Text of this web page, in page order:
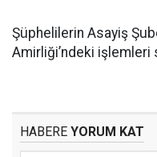
Şüphelilerin Asayiş
Amirliği’ndeki işlemleri
HABERE YORUM KAT